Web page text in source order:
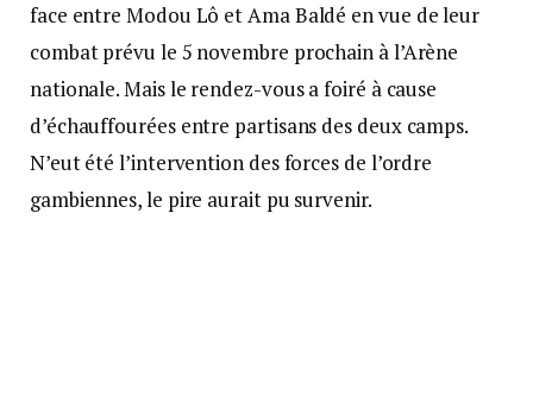
face entre Modou Lô et Ama Baldé en vue de leur
combat prévu le 5 novembre prochain à l’Arène
nationale. Mais le rendez-vous a foiré à cause
d’échauffourées entre partisans des deux camps.
N’eut été l’intervention des forces de l’ordre
gambiennes, le pire aurait pu survenir.